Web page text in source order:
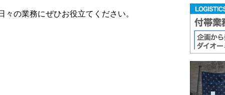
の業務にぜひお役立てください。